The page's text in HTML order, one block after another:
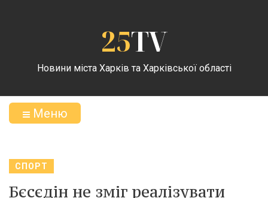
25TV
Новини міста Харків та Харківської області
Меню
СПОРТ
Бєсєдін не зміг реалізувати